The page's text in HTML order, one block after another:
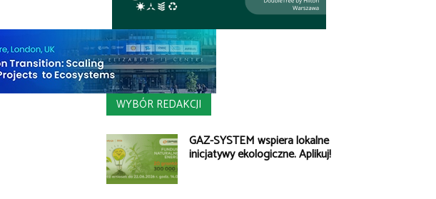
WYBÓR REDAKCJI
GAZ-SYSTEM wspiera lokalne
inicjatywy ekologiczne. Aplikuj!